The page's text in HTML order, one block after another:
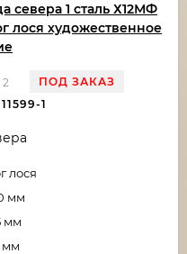
севера 1 сталь Х12МФ
лося художественное
2
ПОД ЗАКАЗ
11599-1
лося
мм
мм
мм